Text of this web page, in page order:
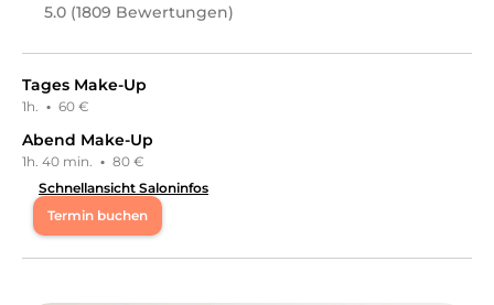
5.0 (1809 Bewertungen)
Tages Make-Up
1h. · 60 €
Abend Make-Up
1h. 40 min. · 80 €
Schnellansicht Saloninfos
Termin buchen
Mo 09:00 - 19:00